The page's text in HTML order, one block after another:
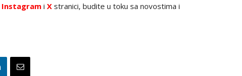
Instagram i X stranici, budite u toku sa novostima i